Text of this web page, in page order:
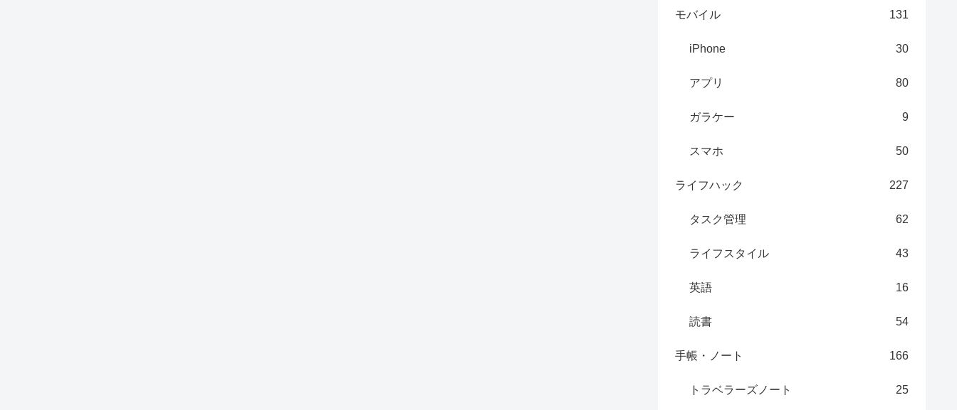
モバイル 131
iPhone 30
アプリ 80
ガラケー 9
スマホ 50
ライフハック 227
タスク管理 62
ライフスタイル 43
英語 16
読書 54
手帳・ノート 166
トラベラーズノート 25